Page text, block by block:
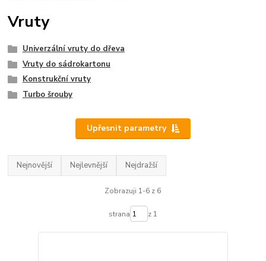
Vruty
Univerzální vruty do dřeva
Vruty do sádrokartonu
Konstrukční vruty
Turbo šrouby
Upřesnit parametry
Nejnovější Nejlevnější Nejdražší
Zobrazuji 1-6 z 6
strana z 1